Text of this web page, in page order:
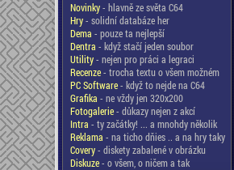
Novinky- hlavně ze světa C64
Hry- solidní databáze her
Dema - pouze ta nejlepší
Dentra - když stačí jeden soubor
Utility- nejen pro práci a legraci
Recenze- trocha textu o všem možném
PC Software- když to nejde na C64
Grafika - ne vždy jen 320x200
Fotogalerie- důkazy nejen z akcí
Intra - ty začátky! ... a mnohdy několik
Reklama - na ticho dňies .. a na hry taky
Covery- diskety zabalené v obrázku
Diskuze- o všem, o ničem a tak